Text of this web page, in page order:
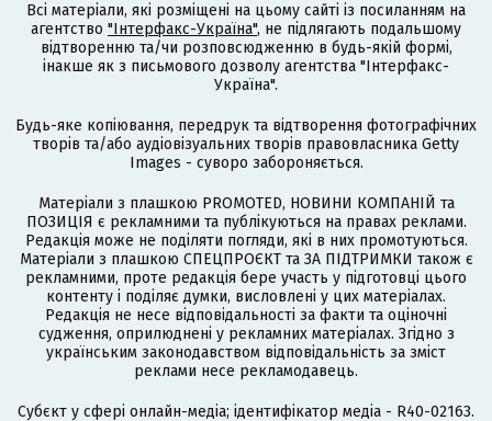
Всі матеріали, які розміщені на цьому сайті із посиланням на
агентство "Інтерфакс-Україна", не підлягають подальшому
відтворенню та/чи розповсюдженню в будь-якій формі,
інакше як з письмового дозволу агентства "Інтерфакс-
Україна".
Будь-яке копіювання, передрук та відтворення фотографічних
творів та/або аудіовізуальних творів правовласника Getty
Images - суворо забороняється.
Матеріали з плашкою PROMOTED, НОВИНИ КОМПАНІЙ та
ПОЗИЦІЯ є рекламними та публікуються на правах реклами.
Редакція може не поділяти погляди, які в них промотуються.
Матеріали з плашкою СПЕЦПРОЄКТ та ЗА ПІДТРИМКИ також є
рекламними, проте редакція бере участь у підготовці цього
контенту і поділяє думки, висловлені у цих матеріалах.
Редакція не несе відповідальності за факти та оціночні
судження, оприлюднені у рекламних матеріалах. Згідно з
українським законодавством відповідальність за зміст
реклами несе рекламодавець.
Cубєкт у сфері онлайн-медіа; ідентифікатор медіа - R40-02163.